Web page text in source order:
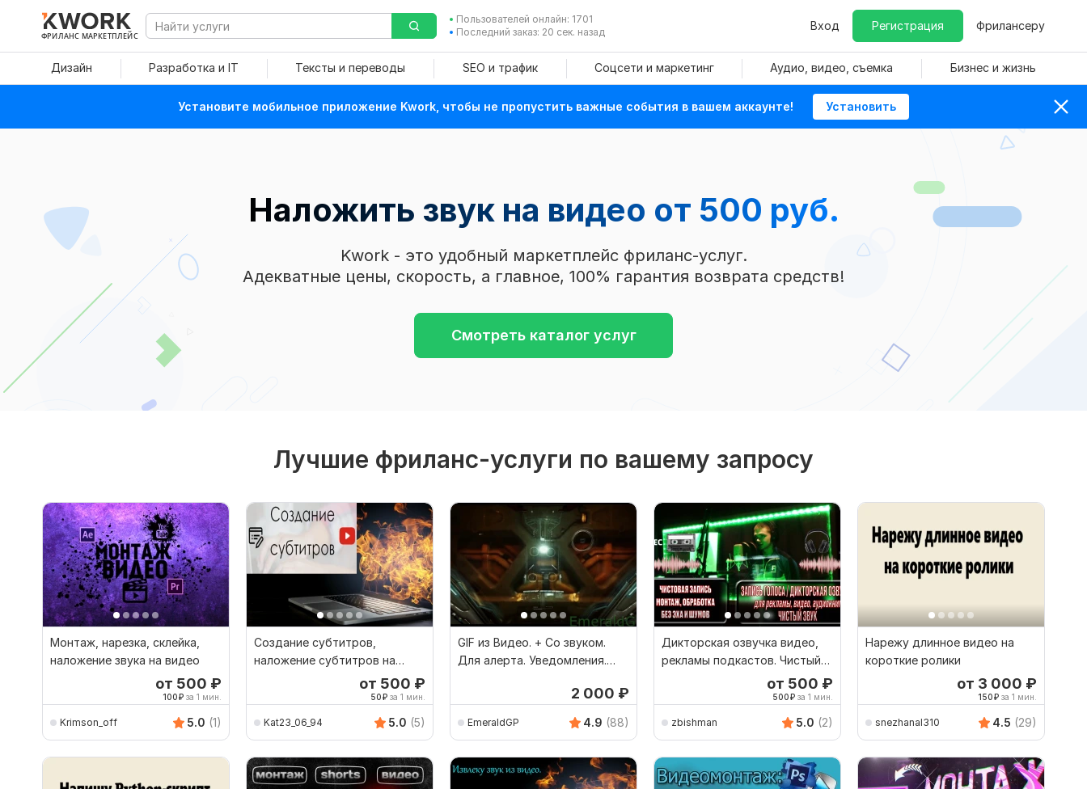
ФРИЛАНС МАРКЕТПЛЕЙС
Пользователей онлайн: 1701
Последний заказ: 20 сек. назад
Вход Регистрация Фрилансеру
Дизайн Разработка и IT Тексты и переводы SEO и трафик Соцсети и маркетинг Аудио, видео, съемка Бизнес и жизнь
Установите мобильное приложение Kwork, чтобы не пропустить важные события в вашем аккаунте! Установить
Наложить звук на видео от 500 руб.
Kwork - это удобный маркетплейс фриланс-услуг.
Адекватные цены, скорость, а главное, 100% гарантия возврата средств!
Смотреть каталог услуг
Лучшие фриланс-услуги по вашему запросу
Монтаж, нарезка, склейка,
наложение звука на видео
от 500 ₽
100₽ за 1 мин.
Krimson_off 5.0 (1)
Создание субтитров,
наложение субтитров на
от 500 ₽
50₽ за 1 мин.
Kat23_06_94 5.0 (5)
GIF из Видео. + Со звуком.
Для алерта. Уведомления.
2 000 ₽
EmeraldGP 4.9 (88)
Дикторская озвучка видео,
рекламы подкастов. Чистый
от 500 ₽
500₽ за 1 мин.
zbishman 5.0 (2)
Нарежу длинное видео на
короткие ролики
от 3 000 ₽
150₽ за 1 мин.
snezhanal310 4.5 (29)